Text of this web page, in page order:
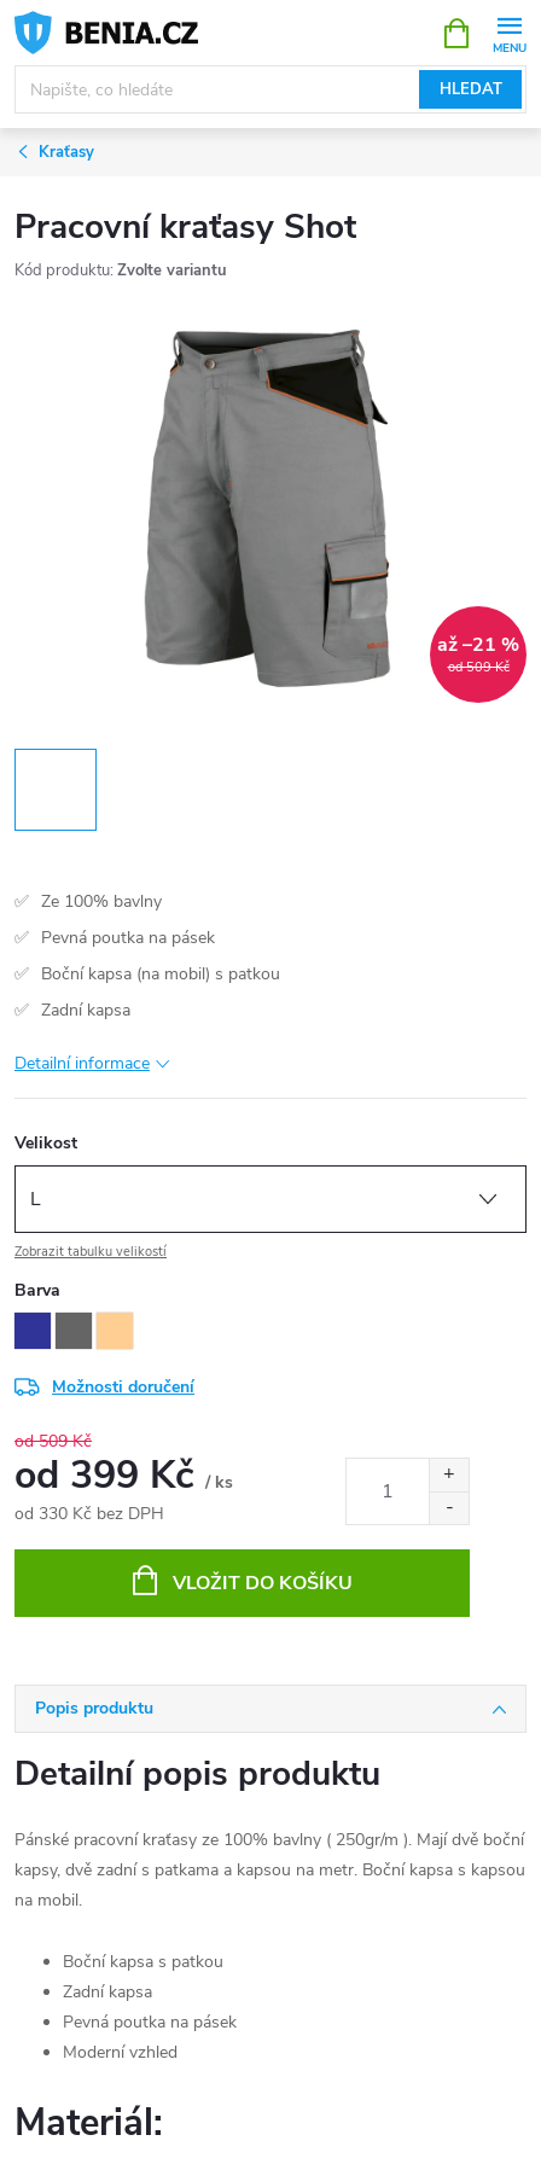
Přejít
obsah
HLEDAT
NÁKUPNÍ
KOŠÍK
Kraťasy
Pracovní kraťasy Shot
Kód produktu: Zvolte variantu
od 509 Kč
až –21 %
Ze 100% bavlny
Pevná poutka na pásek
Boční kapsa (na mobil) s patkou
Zadní kapsa
Detailní informace
Velikost
Zobrazit tabulku velikostí
Barva
Možnosti doručení
od 509 Kč
od 399 Kč / ks
od 330 Kč bez DPH
VLOŽIT DO KOŠÍKU
Popis produktu
Detailní popis produktu
Pánské pracovní kraťasy ze 100% bavlny ( 250gr/m ). Mají dvě boční
kapsy, dvě zadní s patkama a kapsou na metr. Boční kapsa s kapsou
na mobil.
Boční kapsa s patkou
Zadní kapsa
Pevná poutka na pásek
Moderní vzhled
Materiál: